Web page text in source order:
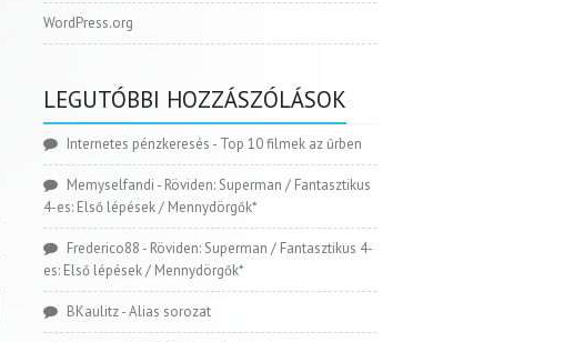
WordPress.org
LEGUTÓBBI HOZZÁSZÓLÁSOK
Internetes pénzkeresés - Top 10 filmek az űrben
Memyselfandi - Röviden: Superman / Fantasztikus
4-es: Első lépések / Mennydörgők*
Frederico88 - Röviden: Superman / Fantasztikus 4-
es: Első lépések / Mennydörgők*
BKaulitz-Alias sorozat